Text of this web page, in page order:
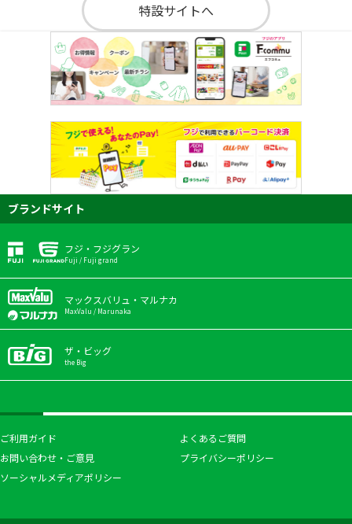
特設サイトへ
ブランドサイト
フジ・フジグラン
Fuji / Fuji grand
マックスバリュ・マルナカ
MaxValu / Marunaka
ザ・ビッグ
the Big
ご利用ガイド
よくあるご質問
お問い合わせ・ご意見
プライバシーポリシー
ソーシャルメディアポリシー